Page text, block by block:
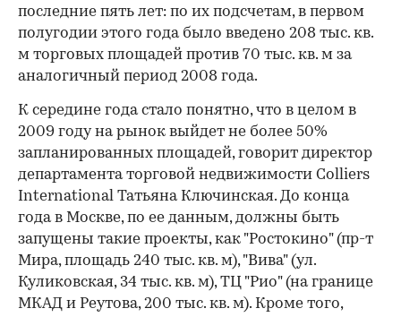
последние пять лет: по их подсчетам, в первом
полугодии этого года было введено 208 тыс. кв.
м торговых площадей против 70 тыс. кв. м за
аналогичный период 2008 года.
К середине года стало понятно, что в целом в
2009 году на рынок выйдет не более 50%
запланированных площадей, говорит директор
департамента торговой недвижимости Colliers
International Татьяна Ключинская. До конца
года в Москве, по ее данным, должны быть
запущены такие проекты, как "Ростокино" (пр-т
Мира, площадь 240 тыс. кв. м), "Вива" (ул.
Куликовская, 34 тыс. кв. м), ТЦ "Рио" (на границе
МКАД и Реутова, 200 тыс. кв. м). Кроме того,